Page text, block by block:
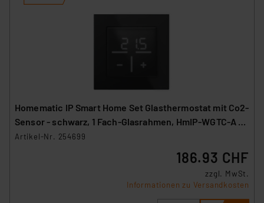
Homematic IP Smart Home Set Glasthermostat mit Co2-
Sensor - schwarz, 1 Fach-Glasrahmen, HmIP-WGTC-A +
HmIP-GF1-A
Artikel-Nr. 254699
186.93 CHF
zzgl. MwSt.
Informationen zu Versandkosten